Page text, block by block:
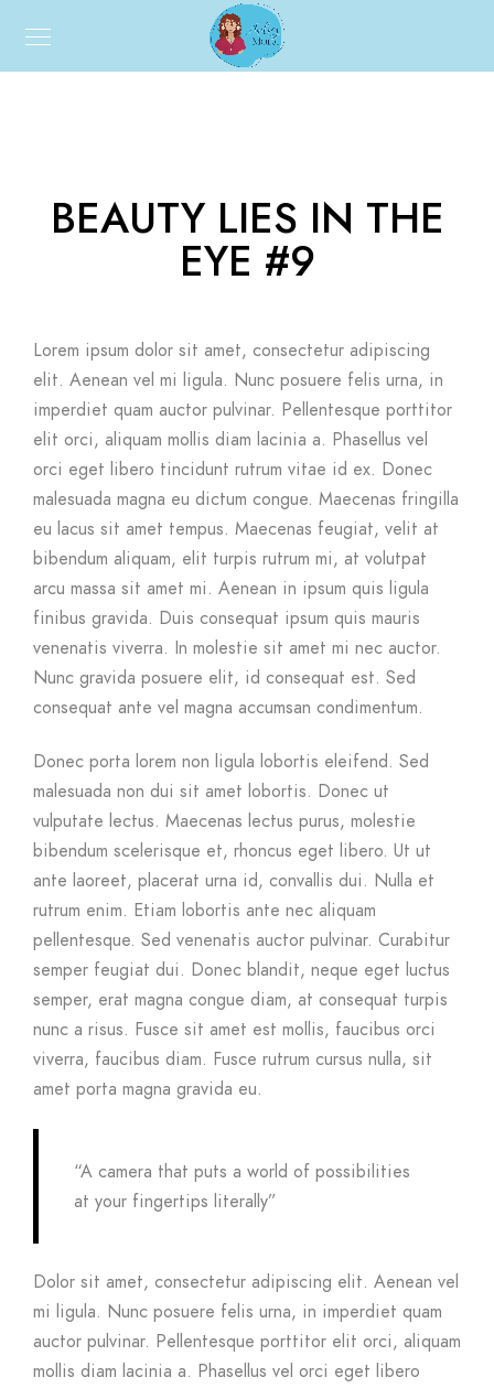
BEAUTY LIES IN THE
EYE #9
Lorem ipsum dolor sit amet, consectetur adipiscing
elit. Aenean vel mi ligula. Nunc posuere felis urna, in
imperdiet quam auctor pulvinar. Pellentesque porttitor
elit orci, aliquam mollis diam lacinia a. Phasellus vel
orci eget libero tincidunt rutrum vitae id ex. Donec
malesuada magna eu dictum congue. Maecenas fringilla
eu lacus sit amet tempus. Maecenas feugiat, velit at
bibendum aliquam, elit turpis rutrum mi, at volutpat
arcu massa sit amet mi. Aenean in ipsum quis ligula
finibus gravida. Duis consequat ipsum quis mauris
venenatis viverra. In molestie sit amet mi nec auctor.
Nunc gravida posuere elit, id consequat est. Sed
consequat ante vel magna accumsan condimentum.
Donec porta lorem non ligula lobortis eleifend. Sed
malesuada non dui sit amet lobortis. Donec ut
vulputate lectus. Maecenas lectus purus, molestie
bibendum scelerisque et, rhoncus eget libero. Ut ut
ante laoreet, placerat urna id, convallis dui. Nulla et
rutrum enim. Etiam lobortis ante nec aliquam
pellentesque. Sed venenatis auctor pulvinar. Curabitur
semper feugiat dui. Donec blandit, neque eget luctus
semper, erat magna congue diam, at consequat turpis
nunc a risus. Fusce sit amet est mollis, faucibus orci
viverra, faucibus diam. Fusce rutrum cursus nulla, sit
amet porta magna gravida eu.
“A camera that puts a world of possibilities
at your fingertips literally”
Dolor sit amet, consectetur adipiscing elit. Aenean vel
mi ligula. Nunc posuere felis urna, in imperdiet quam
auctor pulvinar. Pellentesque porttitor elit orci, aliquam
mollis diam lacinia a. Phasellus vel orci eget libero